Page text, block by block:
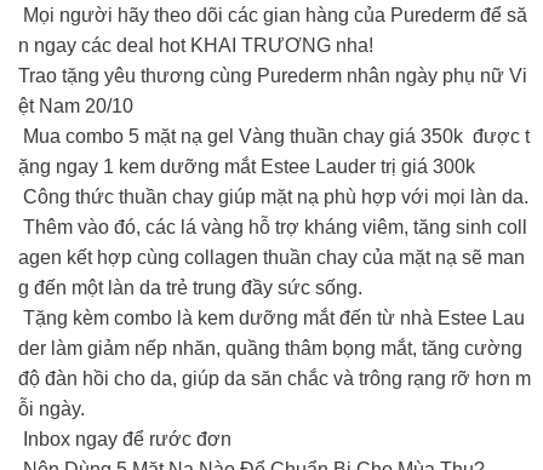
Mọi người hãy theo dõi các gian hàng của Purederm để să
n ngay các deal hot KHAI TRƯƠNG nha!
️Trao tặng yêu thương cùng Purederm nhân ngày phụ nữ Vi
ệt Nam 20/10
Mua combo 5 mặt nạ gel Vàng thuần chay giá 350k được t
ặng ngay 1 kem dưỡng mắt Estee Lauder trị giá 300k
Công thức thuần chay giúp mặt nạ phù hợp với mọi làn da.
Thêm vào đó, các lá vàng hỗ trợ kháng viêm, tăng sinh coll
agen kết hợp cùng collagen thuần chay của mặt nạ sẽ man
g đến một làn da trẻ trung đầy sức sống.
️ Tặng kèm combo là kem dưỡng mắt đến từ nhà Estee Lau
der làm giảm nếp nhăn, quầng thâm bọng mắt, tăng cường
độ đàn hồi cho da, giúp da săn chắc và trông rạng rỡ hơn m
ỗi ngày.
Inbox ngay để rước đơn